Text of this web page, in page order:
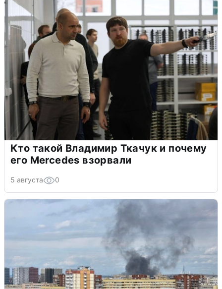
Кто такой Владимир Ткачук и почему
его Mercedes взорвали
5 августа 0